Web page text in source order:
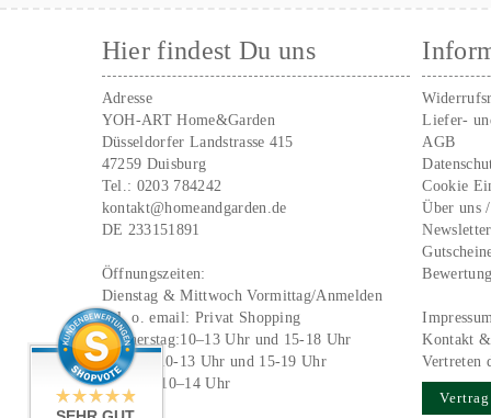
Hier findest Du uns
Adresse
YOH-ART Home&Garden
Düsseldorfer Landstrasse 415
47259 Duisburg
Tel.: 0203 784242
kontakt@homeandgarden.de
DE 233151891
Öffnungszeiten:
Dienstag & Mittwoch Vormittag/Anmelden
Tel. o. email: Privat Shopping
Donnerstag:10–13 Uhr und 15-18 Uhr
Freitag: 10-13 Uhr und 15-19 Uhr
Samstag 10–14 Uhr
Liefer-
AGB
Cookie
Über uns
Newsletter
Kontakt
Vertreten